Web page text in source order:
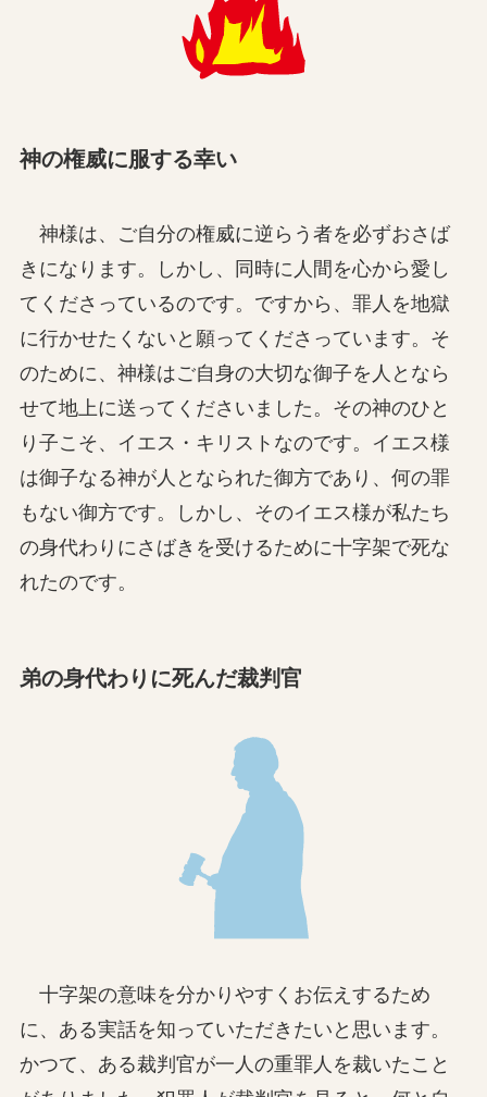
神の権威に服する幸い
神様は、ご自分の権威に逆らう者を必ずおさば
きになります。しかし、同時に人間を心から愛し
てくださっているのです。ですから、罪人を地獄
に行かせたくないと願ってくださっています。そ
のために、神様はご自身の大切な御子を人となら
せて地上に送ってくださいました。その神のひと
り子こそ、イエス・キリストなのです。イエス様
は御子なる神が人となられた御方であり、何の罪
もない御方です。しかし、そのイエス様が私たち
の身代わりにさばきを受けるために十字架で死な
れたのです。
弟の身代わりに死んだ裁判官
十字架の意味を分かりやすくお伝えするため
に、ある実話を知っていただきたいと思います。
かつて、ある裁判官が一人の重罪人を裁いたこと